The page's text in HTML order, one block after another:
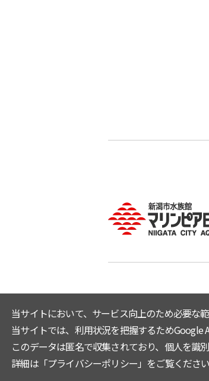
当サイトにおいて、サービス向上のため必要な
当サイトでは、利用状況を把握するためGoogle
このデータは匿名で収集されており、個人を識
詳細は「プライバシーポリシー 」をご覧ください